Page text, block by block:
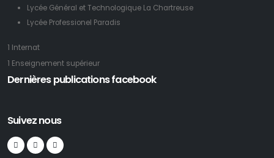
Lycée Général et Technologique La Chartreuse
Lycée Professionel Paradis
1 Internat
1 Enseignement supérieur
Dernières publications facebook
Suivez nous